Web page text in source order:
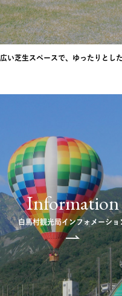
広い芝生スペースで、ゆったりとし
Information
白馬村観光局インフォメーショ